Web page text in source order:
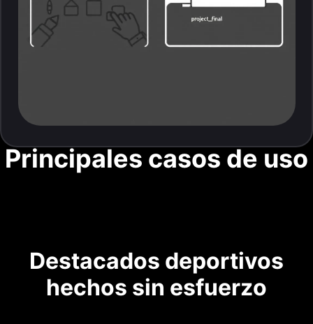
Principales casos de uso
Destacados deportivos
hechos sin esfuerzo